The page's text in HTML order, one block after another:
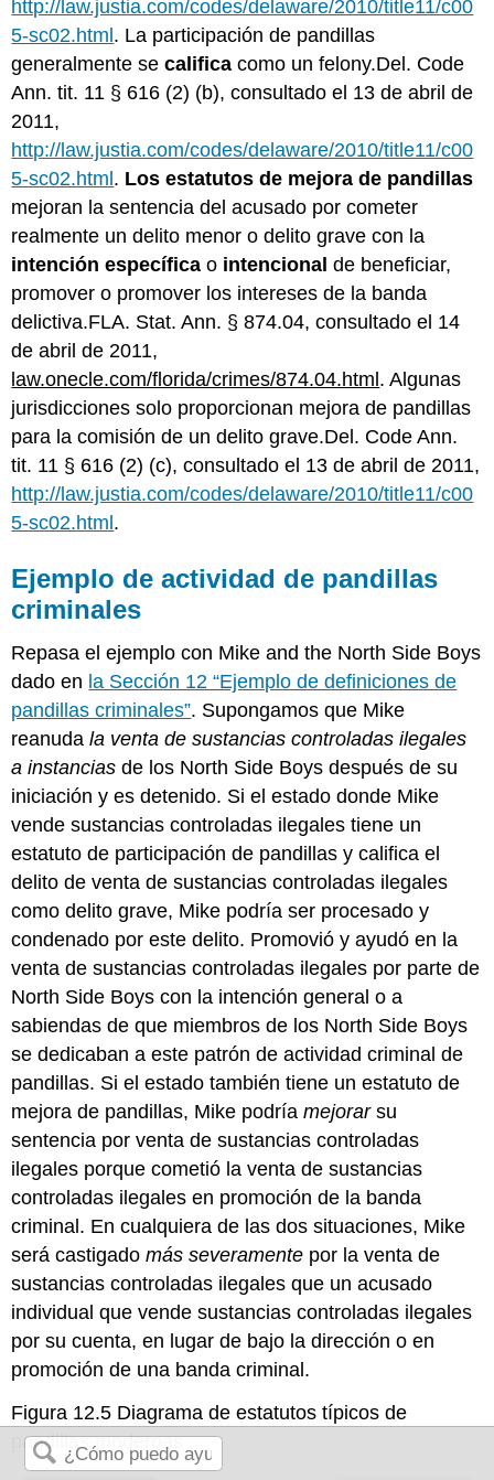
http://law.justia.com/codes/delaware/2010/title11/c00
5-sc02.html. La participación de pandillas
generalmente secalifica como un felony.Del. Code
Ann. tit. 11 § 616 (2) (b), consultado el 13 de abril de
2011,
http://law.justia.com/codes/delaware/2010/title11/c00
5-sc02.html. Los estatutos de mejora de pandillas
mejoran la sentencia del acusado por cometer
realmente un delito menor o delito grave con la
intención específica o intencional de beneficiar,
promover o promover los intereses de la banda
delictiva.FLA. Stat. Ann. § 874.04, consultado el 14
de abril de 2011,
law.onecle.com/florida/crimes/874.04.html. Algunas
jurisdicciones solo proporcionan mejora de pandillas
para la comisión de un delito grave.Del. Code Ann.
tit. 11 § 616 (2) (c), consultado el 13 de abril de 2011,
http://law.justia.com/codes/delaware/2010/title11/c00
5-sc02.html.
Ejemplo de actividad de pandillas
criminales
Repasa el ejemplo con Mike and the North Side Boys
dado en la Sección 12 “Ejemplo de definiciones de
pandillas criminales”. Supongamos que Mike
reanudala venta de sustancias controladas ilegales
a instancias de los North Side Boys después de su
iniciación y es detenido. Si el estado donde Mike
vende sustancias controladas ilegales tiene un
estatuto de participación de pandillas y califica el
delito de venta de sustancias controladas ilegales
como delito grave, Mike podría ser procesado y
condenado por este delito. Promovió y ayudó en la
venta de sustancias controladas ilegales por parte de
North Side Boys con la intención general o a
sabiendas de que miembros de los North Side Boys
se dedicaban a este patrón de actividad criminal de
pandillas. Si el estado también tiene un estatuto de
mejora de pandillas, Mike podríamejorarsu
sentencia por venta de sustancias controladas
ilegales porque cometió la venta de sustancias
controladas ilegales en promoción de la banda
criminal. En cualquiera de las dos situaciones, Mike
será castigadomás severamente por la venta de
sustancias controladas ilegales que un acusado
individual que vende sustancias controladas ilegales
por su cuenta, en lugar de bajo la dirección o en
promoción de una banda criminal.
Figura 12.5 Diagrama de estatutos típicos de
pandillas modernas